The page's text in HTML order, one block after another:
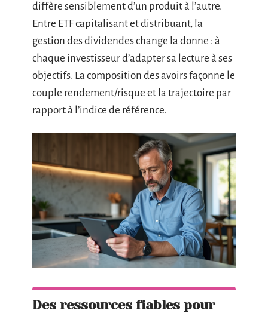
diffère sensiblement d’un produit à l’autre.
Entre ETF capitalisant et distribuant, la
gestion des dividendes change la donne : à
chaque investisseur d’adapter sa lecture à ses
objectifs. La composition des avoirs façonne le
couple rendement/risque et la trajectoire par
rapport à l’indice de référence.
Des ressources fiables pour